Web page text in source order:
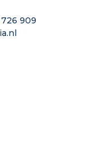
726 909